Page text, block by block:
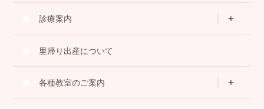
診療案内
里帰り出産について
各種教室のご案内